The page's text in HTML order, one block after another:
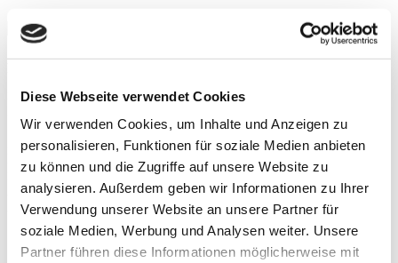
Diese Webseite verwendet Cookies
Wir verwenden Cookies, um Inhalte und Anzeigen zu
personalisieren, Funktionen für soziale Medien anbieten
zu können und die Zugriffe auf unsere Website zu
analysieren. Außerdem geben wir Informationen zu Ihrer
Verwendung unserer Website an unsere Partner für
soziale Medien, Werbung und Analysen weiter. Unsere
Partner führen diese Informationen möglicherweise mit
ist Facharzt für Orthopädie und Unfallchirurgie mit
Sportmedizin, Rheumatologie und Chirotherapie. Er ist Leiter des
Zentrums für sporttraumatologische Chirurgie an der ATOS Klinik
Heidelberg und war von 2008 bis 2012 Präsident der Gesellschaft
für Orthopädisch- Traumatologische Sportmedizin (GOTS).
Außerdem war er bis 2010 Leiter der orthopädischen Betreuung der
Athleten des Olympiastützpunktes Rhein-Neckar.